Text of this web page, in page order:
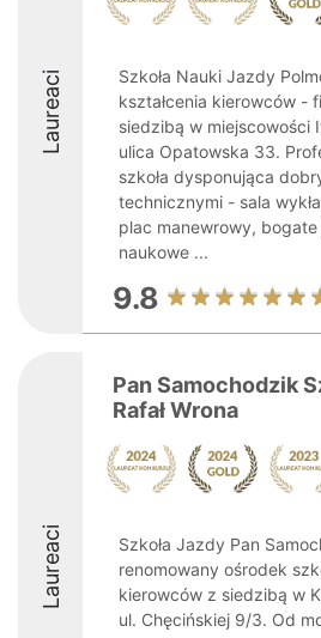
Laureaci
Szkoła Nauki Jazdy
kształcenia kierowców -
siedzibą w miejscowości
ulica Opatowska 33.
szkoła dysponująca
technicznymi - sala
plac manewrowy,
naukowe ...
9.8
Laureaci
Pan Samochodzik
Rafał Wrona
Szkoła Jazdy Pan
renomowany ośrodek
kierowców z siedzibą w
ul. Chęcińskiej 9/3. Od